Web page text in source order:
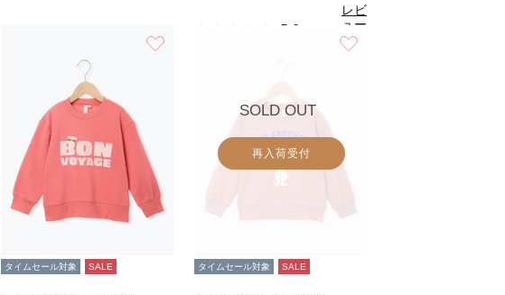
5.0
レビ
ュー
を見
る
タイムセール対象 SALE
SOLD OUT
再入荷受付
タイムセール対象 SALE